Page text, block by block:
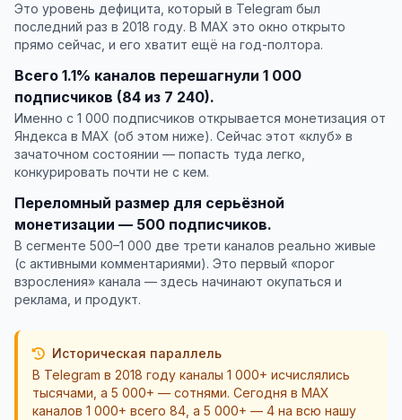
Это уровень дефицита, который в Telegram был
последний раз в 2018 году. В MAX это окно открыто
прямо сейчас, и его хватит ещё на год-полтора.
Всего 1.1% каналов перешагнули 1 000
подписчиков (84 из 7 240).
Именно с 1 000 подписчиков открывается монетизация от
Яндекса в MAX (об этом ниже). Сейчас этот «клуб» в
зачаточном состоянии — попасть туда легко,
конкурировать почти не с кем.
Переломный размер для серьёзной
монетизации — 500 подписчиков.
В сегменте 500–1 000 две трети каналов реально живые
(с активными комментариями). Это первый «порог
взросления» канала — здесь начинают окупаться и
реклама, и продукт.
Историческая параллель
В Telegram в 2018 году каналы 1 000+ исчислялись
тысячами, а 5 000+ — сотнями. Сегодня в MAX
каналов 1 000+ всего 84, а 5 000+ — 4 на всю нашу